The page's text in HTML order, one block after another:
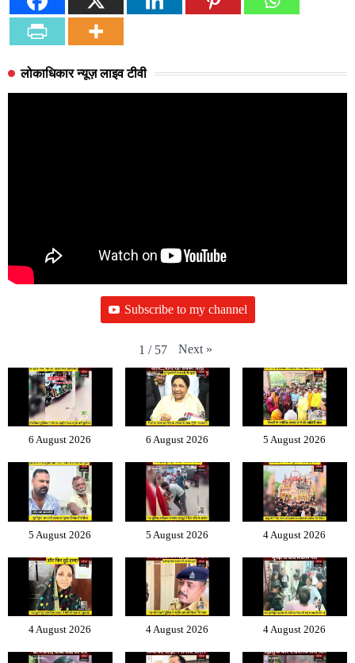
लोकाधिकार न्यूज़ लाइव टीवी
Subscribe to my channel
1 / 57 Next »
6 August 2026 6 August 2026 5 August 2026
5 August 2026 5 August 2026 4 August 2026
4 August 2026 4 August 2026 4 August 2026